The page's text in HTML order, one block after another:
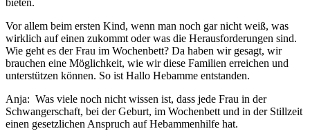
Vor allem beim ersten Kind, wenn man noch gar nicht weiß, was
wirklich auf einen zukommt oder was die Herausforderungen sind.
Wie geht es der Frau im Wochenbett? Da haben wir gesagt, wir
brauchen eine Möglichkeit, wie wir diese Familien erreichen und
unterstützen können. So ist Hallo Hebamme entstanden.
Anja: Was viele noch nicht wissen ist, dass jede Frau in der
Schwangerschaft, bei der Geburt, im Wochenbett und in der Stillzeit
einen gesetzlichen Anspruch auf Hebammenhilfe hat.